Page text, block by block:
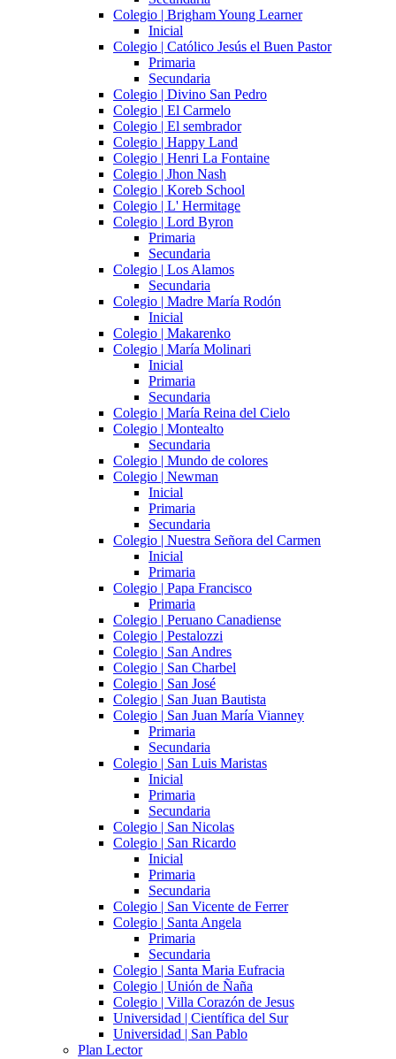
Colegio | Brigham Young Learner
Inicial
Colegio | Católico Jesús el Buen Pastor
Primaria
Secundaria
Colegio | Divino San Pedro
Colegio | El Carmelo
Colegio | El sembrador
Colegio | Happy Land
Colegio | Henri La Fontaine
Colegio | Jhon Nash
Colegio | Koreb School
Colegio | L' Hermitage
Colegio | Lord Byron
Primaria
Secundaria
Colegio | Los Alamos
Secundaria
Colegio | Madre María Rodón
Inicial
Colegio | Makarenko
Colegio | María Molinari
Inicial
Primaria
Secundaria
Colegio | María Reina del Cielo
Colegio | Montealto
Secundaria
Colegio | Mundo de colores
Colegio | Newman
Inicial
Primaria
Secundaria
Colegio | Nuestra Señora del Carmen
Inicial
Primaria
Colegio | Papa Francisco
Primaria
Colegio | Peruano Canadiense
Colegio | Pestalozzi
Colegio | San Andres
Colegio | San Charbel
Colegio | San José
Colegio | San Juan Bautista
Colegio | San Juan María Vianney
Primaria
Secundaria
Colegio | San Luis Maristas
Inicial
Primaria
Secundaria
Colegio | San Nicolas
Colegio | San Ricardo
Inicial
Primaria
Secundaria
Colegio | San Vicente de Ferrer
Colegio | Santa Angela
Primaria
Secundaria
Colegio | Santa Maria Eufracia
Colegio | Unión de Ñaña
Colegio | Villa Corazón de Jesus
Universidad | Científica del Sur
Universidad | San Pablo
Plan Lector